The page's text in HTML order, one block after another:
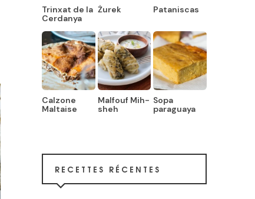
Trinxat de la
Cerdanya
Żurek Pataniscas
Calzone
Maltaise
Malfouf Mih-
sheh
Sopa
paraguaya
RECETTES RÉCENTES